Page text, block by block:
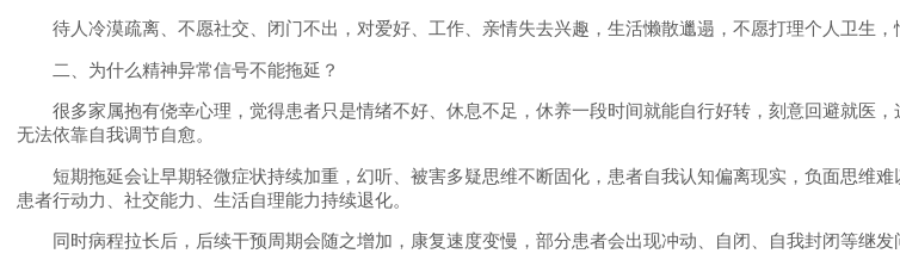
待人冷漠疏离、不愿社交、闭门不出，对爱好、工作、亲情失去兴趣，生活懒散邋遢，不愿打理个人卫生，
二、为什么精神异常信号不能拖延？
很多家属抱有侥幸心理，觉得患者只是情绪不好、休息不足，休养一段时间就能自行好转，刻意回避就医，
无法依靠自我调节自愈。
短期拖延会让早期轻微症状持续加重，幻听、被害多疑思维不断固化，患者自我认知偏离现实，负面思维难
患者行动力、社交能力、生活自理能力持续退化。
同时病程拉长后，后续干预周期会随之增加，康复速度变慢，部分患者会出现冲动、自闭、自我封闭等继发